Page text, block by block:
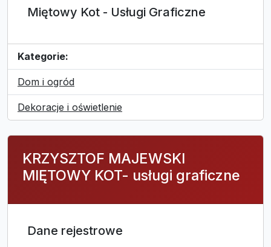
Miętowy Kot - Usługi Graficzne
Kategorie:
Dom i ogród
Dekoracje i oświetlenie
KRZYSZTOF MAJEWSKI
MIĘTOWY KOT- usługi graficzne
Dane rejestrowe